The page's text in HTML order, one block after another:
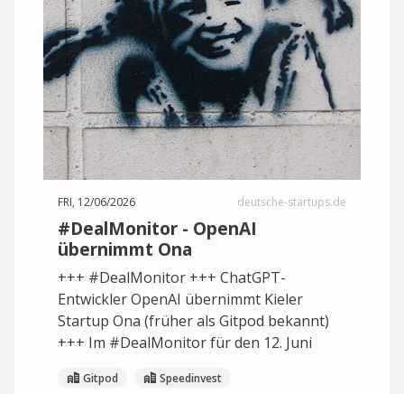
FRI, 12/06/2026 deutsche-startups.de
#DealMonitor - OpenAI
übernimmt Ona
+++ #DealMonitor +++ ChatGPT-
Entwickler OpenAI übernimmt Kieler
Startup Ona (früher als Gitpod bekannt)
+++ Im #DealMonitor für den 12. Juni
Gitpod Speedinvest